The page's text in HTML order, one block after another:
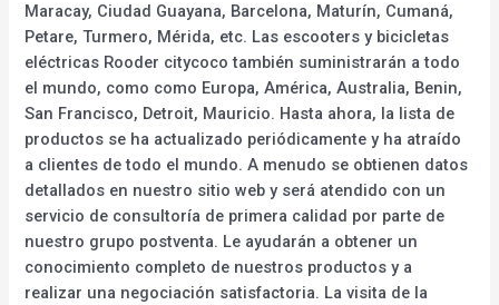
Maracay, Ciudad Guayana, Barcelona, Maturín, Cumaná,
Petare, Turmero, Mérida, etc. Las escooters y bicicletas
eléctricas Rooder citycoco también suministrarán a todo
el mundo, como como Europa, América, Australia, Benin,
San Francisco, Detroit, Mauricio. Hasta ahora, la lista de
productos se ha actualizado periódicamente y ha atraído
a clientes de todo el mundo. A menudo se obtienen datos
detallados en nuestro sitio web y será atendido con un
servicio de consultoría de primera calidad por parte de
nuestro grupo postventa. Le ayudarán a obtener un
conocimiento completo de nuestros productos y a
realizar una negociación satisfactoria. La visita de la